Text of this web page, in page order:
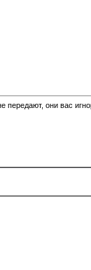
передают, они вас